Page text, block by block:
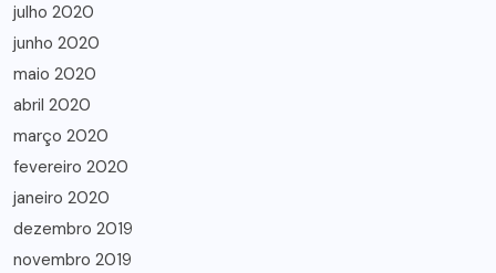
julho 2020
junho 2020
maio 2020
abril 2020
março 2020
fevereiro 2020
janeiro 2020
dezembro 2019
novembro 2019